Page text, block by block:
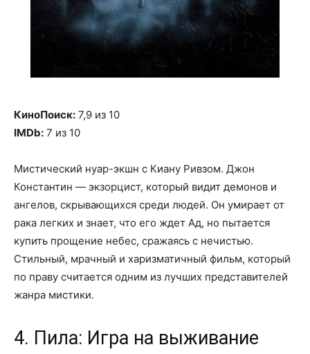
КиноПоиск: 7,9 из 10
IMDb: 7 из 10
Мистический нуар-экшн с Киану Ривзом. Джон
Константин — экзорцист, который видит демонов и
ангелов, скрывающихся среди людей. Он умирает от
рака легких и знает, что его ждет Ад, но пытается
купить прощение небес, сражаясь с нечистью.
Стильный, мрачный и харизматичный фильм, который
по праву считается одним из лучших представителей
жанра мистики.
4. Пила: Игра на выживание